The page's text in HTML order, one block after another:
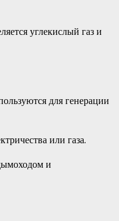
углекислый газ и
для генерации
или газа.
и